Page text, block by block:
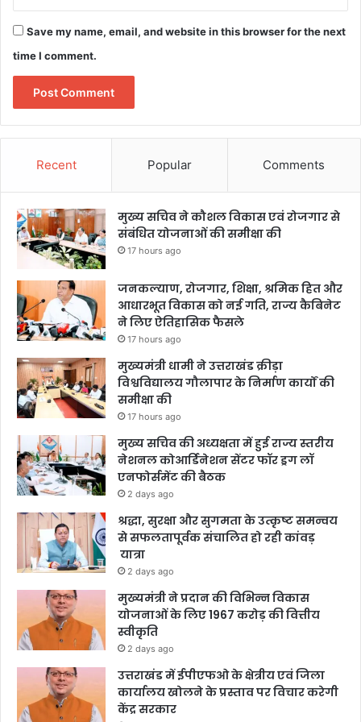
Save my name, email, and website in this browser for the next
time I comment.
Recent Popular Comments
मुख्य सचिव ने कौशल विकास एवं रोजगार से
संबंधित योजनाओं की समीक्षा की
17 hours ago
जनकल्याण, रोजगार, शिक्षा, श्रमिक हित और
आधारभूत विकास को नई गति, राज्य कैबिनेट
ने लिए ऐतिहासिक फैसले
17 hours ago
मुख्यमंत्री धामी ने उत्तराखंड क्रीड़ा
विश्वविद्यालय गौलापार के निर्माण कार्यों की
समीक्षा की
17 hours ago
मुख्य सचिव की अध्यक्षता में हुई राज्य स्तरीय
नेशनल कोआर्डिनेशन सेंटर फॉर ड्रग लॉ
एनफोर्समेंट की बैठक
2 days ago
श्रद्धा, सुरक्षा और सुगमता के उत्कृष्ट समन्वय
से सफलतापूर्वक संचालित हो रही कांवड़
यात्रा
2 days ago
मुख्यमंत्री ने प्रदान की विभिन्न विकास
योजनाओं के लिए 1967 करोड़ की वित्तीय
स्वीकृति
2 days ago
उत्तराखंड में ईपीएफओ के क्षेत्रीय एवं जिला
कार्यालय खोलने के प्रस्ताव पर विचार करेगी
केंद्र सरकार